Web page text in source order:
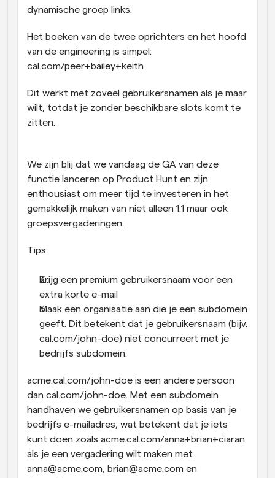
dynamische groep links.
Het boeken van de twee oprichters en het hoofd
van de engineering is simpel:
cal.com/peer+bailey+keith
Dit werkt met zoveel gebruikersnamen als je maar
wilt, totdat je zonder beschikbare slots komt te
zitten.
We zijn blij dat we vandaag de GA van deze
functie lanceren op Product Hunt en zijn
enthousiast om meer tijd te investeren in het
gemakkelijk maken van niet alleen 1:1 maar ook
groepsvergaderingen.
Tips:
Krijg een premium gebruikersnaam voor een
extra korte e-mail
Maak een organisatie aan die je een subdomein
geeft. Dit betekent dat je gebruikersnaam (bijv.
cal.com/john-doe) niet concurreert met je
bedrijfs subdomein.
acme.cal.com/john-doe is een andere persoon
dan cal.com/john-doe. Met een subdomein
handhaven we gebruikersnamen op basis van je
bedrijfs e-mailadres, wat betekent dat je iets
kunt doen zoals acme.cal.com/anna+brian+ciaran
als je een vergadering wilt maken met
anna@acme.com, brian@acme.com en